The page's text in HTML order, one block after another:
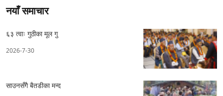
नयाँ समाचार
६३ त्वाः गुठीका मूल गु
2026-7-30
साउनसँगै बैतडीका मन्द